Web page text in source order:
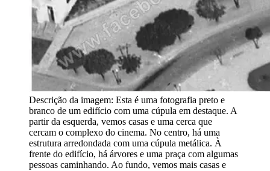
Descrição da imagem: Esta é uma fotografia preto e
branco de um edifício com uma cúpula em destaque. A
partir da esquerda, vemos casas e uma cerca que
cercam o complexo do cinema. No centro, há uma
estrutura arredondada com uma cúpula metálica. À
frente do edifício, há árvores e uma praça com algumas
pessoas caminhando. Ao fundo, vemos mais casas e